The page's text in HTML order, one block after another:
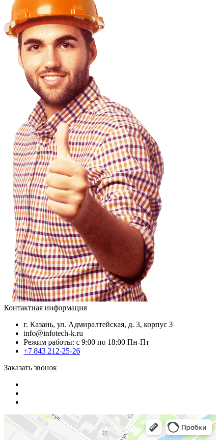
Контактная информация
г. Казань, ул. Адмиралтейская, д. 3, корпус 3
info@infotech-k.ru
Режим работы: с 9:00 по 18:00 Пн-Пт
+7 843 212-25-26
Заказать звонок